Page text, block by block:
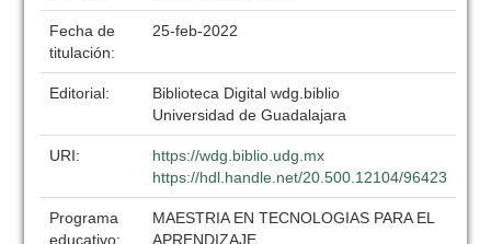
Fecha de
titulación:
25-feb-2022
Editorial:
Biblioteca Digital wdg.biblio
Universidad de Guadalajara
URI:
https://wdg.biblio.udg.mx
https://hdl.handle.net/20.500.12104/96423
Programa
educativo:
MAESTRIA EN TECNOLOGIAS PARA EL
APRENDIZAJE